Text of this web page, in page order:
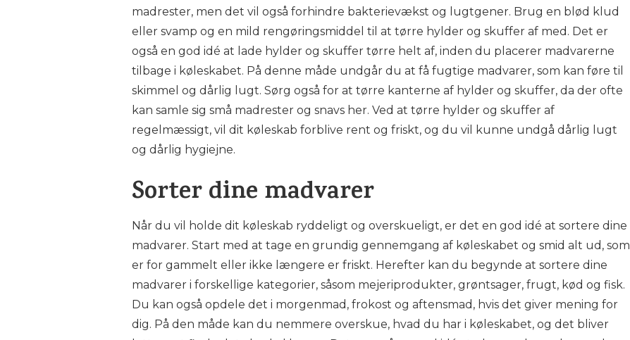
madrester, men det vil også forhindre bakterievækst og lugtgener. Brug en blød klud
eller svamp og en mild rengøringsmiddel til at tørre hylder og skuffer af med. Det er
også en god idé at lade hylder og skuffer tørre helt af, inden du placerer madvarerne
tilbage i køleskabet. På denne måde undgår du at få fugtige madvarer, som kan føre til
skimmel og dårlig lugt. Sørg også for at tørre kanterne af hylder og skuffer, da der ofte
kan samle sig små madrester og snavs her. Ved at tørre hylder og skuffer af
regelmæssigt, vil dit køleskab forblive rent og friskt, og du vil kunne undgå dårlig lugt
og dårlig hygiejne.
Sorter dine madvarer
Når du vil holde dit køleskab ryddeligt og overskueligt, er det en god idé at sortere dine
madvarer. Start med at tage en grundig gennemgang af køleskabet og smid alt ud, som
er for gammelt eller ikke længere er friskt. Herefter kan du begynde at sortere dine
madvarer i forskellige kategorier, såsom mejeriprodukter, grøntsager, frugt, kød og fisk.
Du kan også opdele det i morgenmad, frokost og aftensmad, hvis det giver mening for
dig. På den måde kan du nemmere overskue, hvad du har i køleskabet, og det bliver